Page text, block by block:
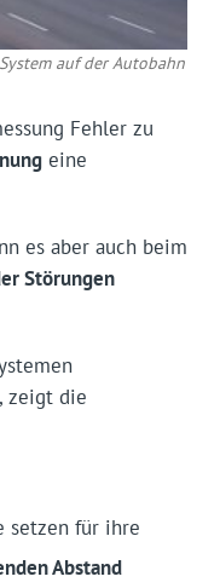
auf der Autobahn
Fehler zu
eine
es aber auch beim
Störungen
zeigt die
setzen für ihre
Abstand